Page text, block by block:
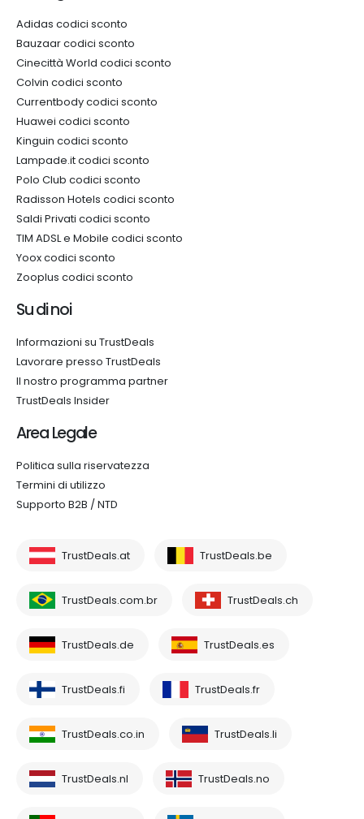
Adidas codici sconto
Bauzaar codici sconto
Cinecittà World codici sconto
Colvin codici sconto
Currentbody codici sconto
Huawei codici sconto
Kinguin codici sconto
Lampade.it codici sconto
Polo Club codici sconto
Radisson Hotels codici sconto
Saldi Privati codici sconto
TIM ADSL e Mobile codici sconto
Yoox codici sconto
Zooplus codici sconto
Su di noi
Informazioni su TrustDeals
Lavorare presso TrustDeals
Il nostro programma partner
TrustDeals Insider
Area Legale
Politica sulla riservatezza
Termini di utilizzo
Supporto B2B / NTD
TrustDeals.at TrustDeals.be
TrustDeals.com.br TrustDeals.ch
TrustDeals.de TrustDeals.es
TrustDeals.fi TrustDeals.fr
TrustDeals.co.in TrustDeals.li
TrustDeals.nl TrustDeals.no